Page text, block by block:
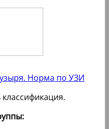
Норма по УЗИ